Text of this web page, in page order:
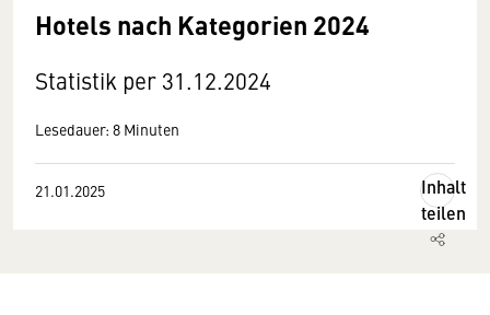
Hotels nach Kategorien 2024
Statistik per 31.12.2024
Lesedauer: 8 Minuten
21.01.2025
Inhalt
teilen